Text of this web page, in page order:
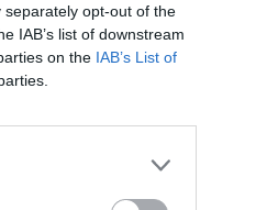
opt-out of the
IAB’s list of downstream
on the IAB’s List of